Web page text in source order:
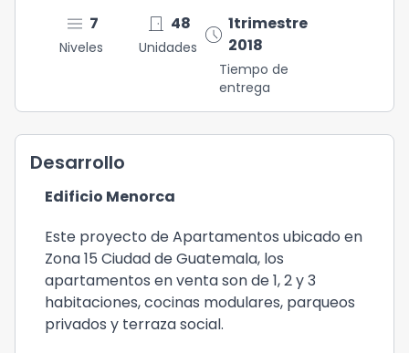
menu 7
Niveles
door_front 48
Unidades schedule 1trimestre
2018
Tiempo de
entrega
Desarrollo
Edificio Menorca
Este proyecto de Apartamentos ubicado en
Zona 15 Ciudad de Guatemala, los
apartamentos en venta son de 1, 2 y 3
habitaciones, cocinas modulares, parqueos
privados y terraza social.